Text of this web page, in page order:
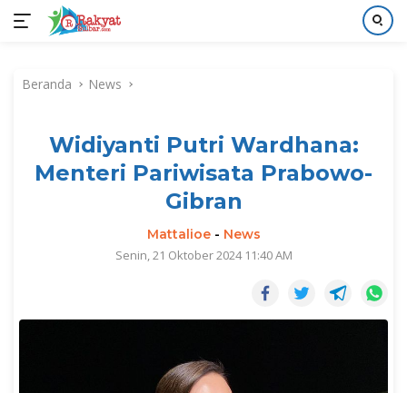
kontenBeranda News
Widiyanti Putri Wardhana:
Menteri Pariwisata Prabowo-
Gibran
Mattalioe- News
Senin, 21 Oktober 2024 11:40 AM